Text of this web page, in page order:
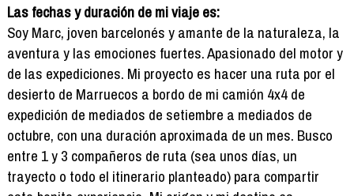
Las fechas y duración de mi viaje es:
Soy Marc, joven barcelonés y amante de la naturaleza, la
aventura y las emociones fuertes. Apasionado del motor y
de las expediciones. Mi proyecto es hacer una ruta por el
desierto de Marruecos a bordo de mi camión 4x4 de
expedición de mediados de setiembre a mediados de
octubre, con una duración aproximada de un mes. Busco
entre 1 y 3 compañeros de ruta (sea unos días, un
trayecto o todo el itinerario planteado) para compartir